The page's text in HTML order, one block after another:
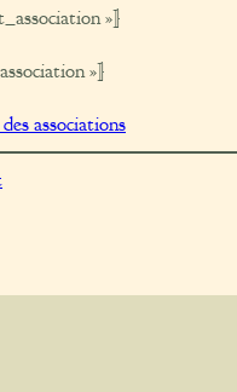
»]
»]
associations